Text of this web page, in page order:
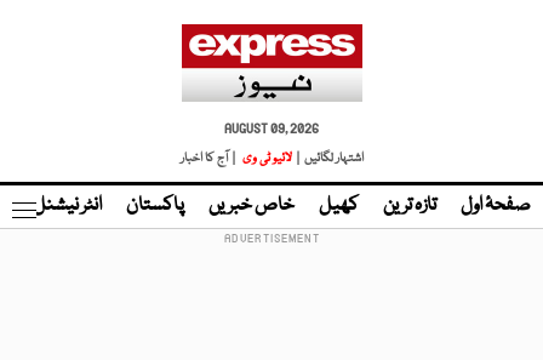
AUGUST 09, 2026
اشتہار لگائیں |
لائیو ٹی وی | آج کا اخبار
صفحۂ اول تازہ ترین کھیل خاص خبریں پاکستان انٹر نیشنل